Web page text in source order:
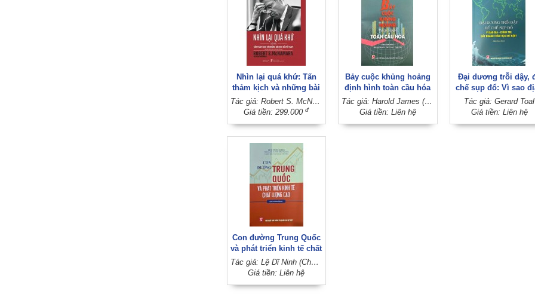
Nhìn lại quá khứ: Tấn
thảm kịch và những bài
học về Việt Nam
Tác giả: Robert S. McNamara
Giá tiền: 299.000đ
Bảy cuộc khủng hoảng
định hình toàn cầu hóa
(Sách tham khảo)
Tác giả: Harold James (Dịch và hiệu đính: Tuấn Trung - Thoan Thu)
Giá tiền: Liên hệ
Đại dương trỗi dậy,
chế sụp đổ: Vì sao
chính trị đẩy nhanh
thảm họa khí hậu?
Tác giả: Gerard Toal
Giá tiền: Liên hệ
Con đường Trung Quốc
và phát triển kinh tế chất
lượng cao (Sách tham
khảo)
Tác giả: Lệ Dĩ Ninh (Chủ biên) - Trình Chí Cường (Phó Chủ biên) - Triệu Thu Vận (Trợ lý Chủ biên)
Giá tiền: Liên hệ